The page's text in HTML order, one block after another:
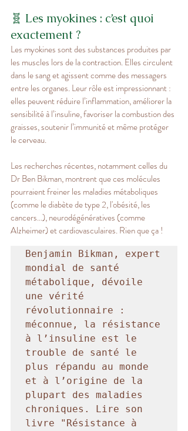
🧬 Les myokines : c’est quoi
exactement ?
Les myokines sont des substances produites par
les muscles lors de la contraction. Elles circulent
dans le sang et agissent comme des messagers
entre les organes. Leur rôle est impressionnant :
elles peuvent réduire l’inflammation, améliorer la
sensibilité à l’insuline, favoriser la combustion des
graisses, soutenir l’immunité et même protéger
le cerveau.
Les recherches récentes, notamment celles du
Dr Ben Bikman, montrent que ces molécules
pourraient freiner les maladies métaboliques
(comme le diabète de type 2, l'obésité, les
cancers...), neurodégénératives (comme
Alzheimer) et cardiovasculaires. Rien que ça !
Benjamin Bikman, expert
mondial de santé
métabolique, dévoile
une vérité
révolutionnaire :
méconnue, la résistance
à l’insuline est le
trouble de santé le
plus répandu au monde
et à l’origine de la
plupart des maladies
chroniques. Lire son
livre "Résistance à